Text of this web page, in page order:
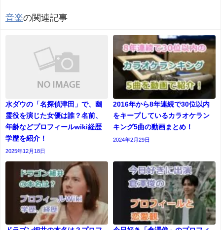
音楽の関連記事
水ダウの「名探偵津田」で、幽
霊役を演じた女優は誰？名前、
年齢などプロフィールwiki経歴
学歴を紹介！
2025年12月18日
2016年から8年連続で30位以内
をキープしているカラオケラン
キング5曲の動画まとめ！
2024年2月29日